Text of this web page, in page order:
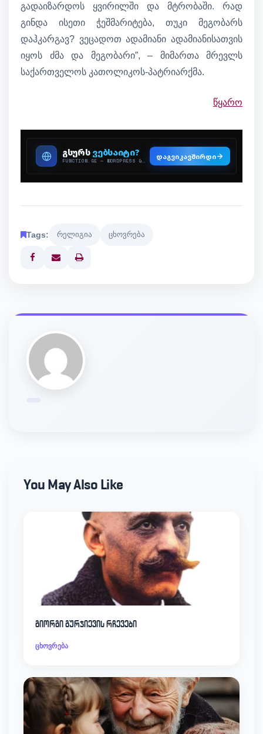
გადაიზარდოს ყვირილში და მტრობაში. რად
გინდა ისეთი ჭეშმარიტება, თუკი მეგობარს
დაჰკარგავ? ვეცადოთ ადამიანი ადამიანისათვის
იყოს ძმა და მეგობარი”, – მიმართა მრევლს
საქართველოს კათოლიკოს-პატრიარქმა.
წყარო
Tags: რელიგია ცხოვრება
Print
You May Also Like
გიორგი გურჯიევის რჩევები
ცხოვრება